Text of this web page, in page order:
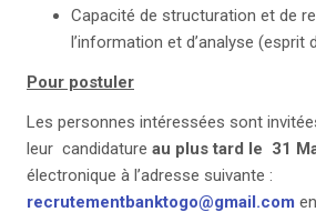
Capacité de structuration et de
l’information et d’analyse (esprit
Pour postuler
Les personnes intéressées sont
leur candidature au plus tard le 31
électronique à l’adresse suivante :
recrutementbanktogo@gmail.com